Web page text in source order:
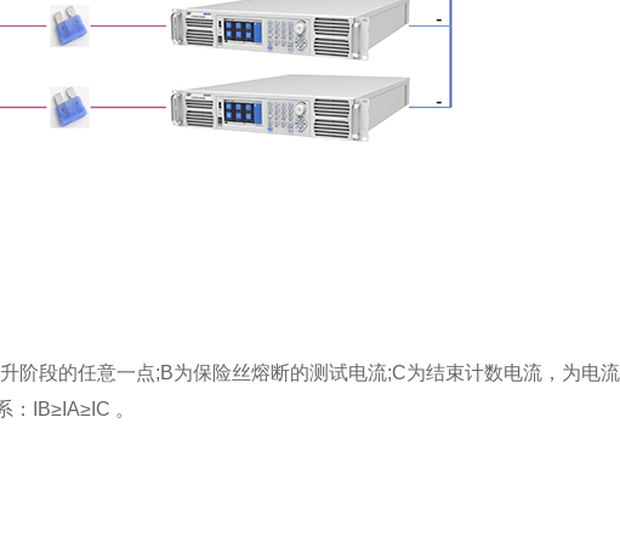
阶段的任意一点;B为保险丝熔断的测试电流;C为结束计数电流，为电
IB≥IA≥IC 。